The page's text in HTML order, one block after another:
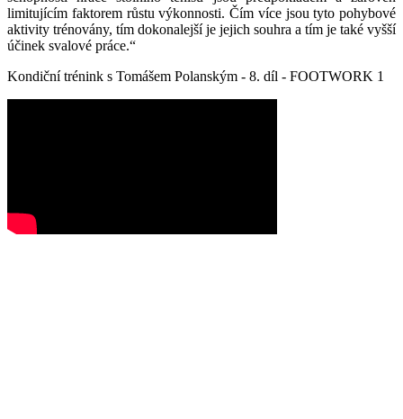
limitujícím faktorem růstu výkonnosti. Čím více jsou tyto pohybové
aktivity trénovány, tím dokonalejší je jejich souhra a tím je také vyšší
účinek svalové práce.“
Kondiční trénink s Tomášem Polanským - 8. díl - FOOTWORK 1